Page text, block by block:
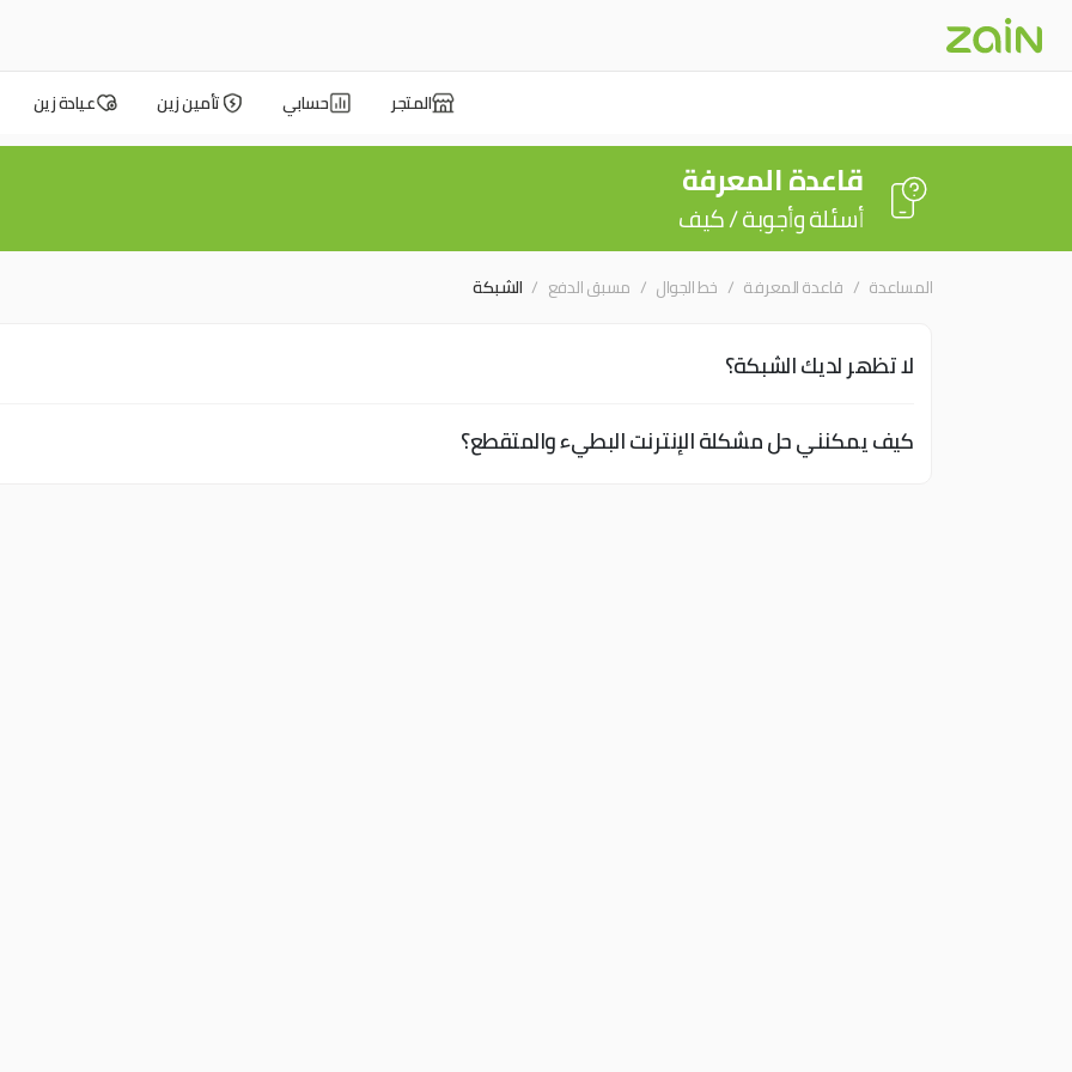
المتجر حسابي تأمين زين عيادة زين
قاعدة المعرفة
أسئلة وأجوبة / كيف
المساعدة قاعدة المعرفة خط الجوال مسبق الدفع الشبكة
لا تظهر لديك الشبكة؟
كيف يمكنني حل مشكلة الإنترنت البطيء والمتقطع؟